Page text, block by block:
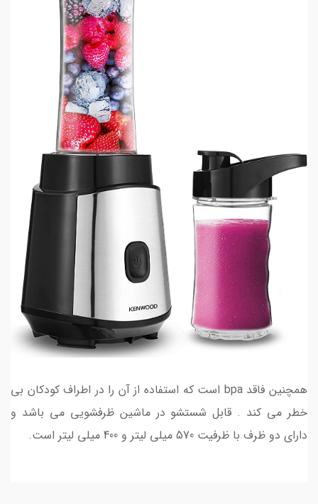
همچنین فاقد bpa است که استفاده از آن را در اطراف کودکان بی
خطر می کند . قابل شستشو در ماشین ظرفشویی می باشد و
دارای دو ظرف با ظرفیت 570 میلی لیتر و 400 میلی لیتر است.